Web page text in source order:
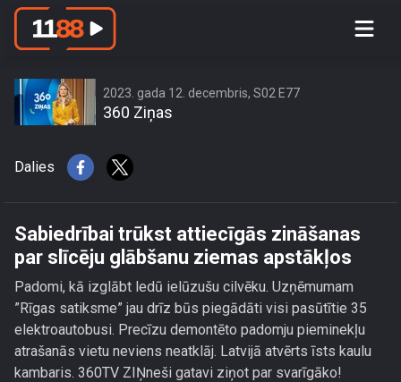
Sabiedrībai trūkst attiecīgās zināšanas
2023. gada 12. decembris, S02 E77
360 Ziņas
Dalies
Sabiedrībai trūkst attiecīgās zināšanas
par slīcēju glābšanu ziemas apstākļos
Padomi, kā izglābt ledū ielūzušu cilvēku. Uzņēmumam
”Rīgas satiksme” jau drīz būs piegādāti visi pasūtītie 35
elektroautobusi. Precīzu demontēto padomju pieminekļu
atrašanās vietu neviens neatklāj. Latvijā atvērts īsts kaulu
kambaris. 360TV ZIŅneši gatavi ziņot par svarīgāko!